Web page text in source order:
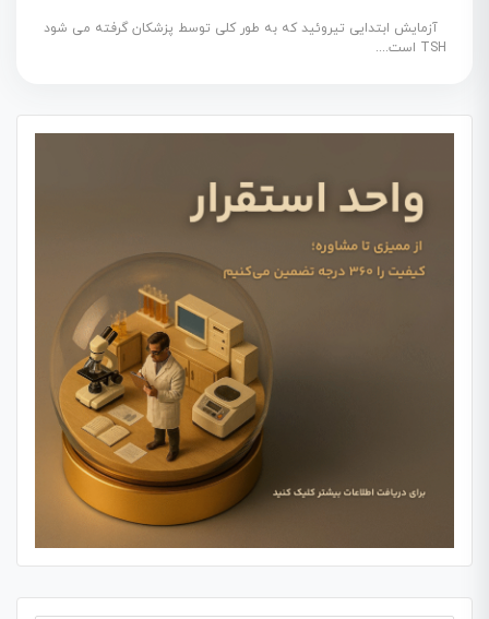
آزمایش ابتدایی تیروئید که به طور کلی توسط پزشکان گرفته می شود
TSH است....